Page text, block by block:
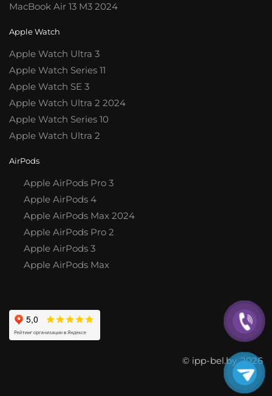
MacBook Air 13 M3 2024
Apple Watch
Apple Watch Ultra 3
Apple Watch Series 11
Apple Watch SE 3
Apple Watch Ultra 2 2024
Apple Watch Series 10
Apple Watch Ultra 2
AirPods
Apple AirPods Pro 3
Apple AirPods 4
Apple AirPods Max 2024
Apple AirPods Pro 2
Apple AirPods 3
Apple AirPods Max
© ipp-bel.by, 2026